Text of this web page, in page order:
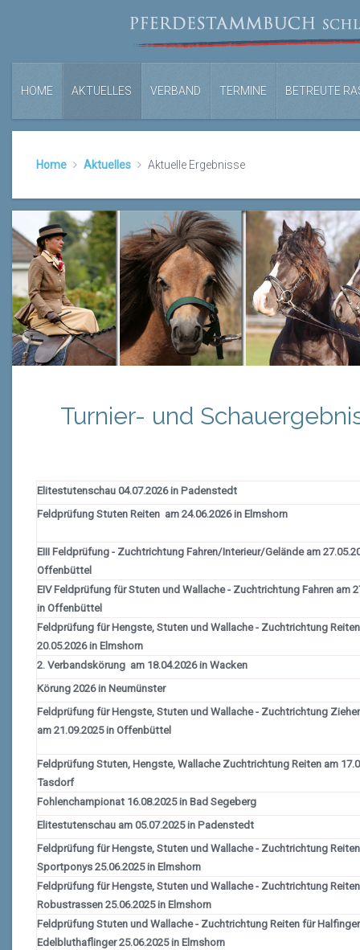
HOME AKTUELLES VERBAND TERMINE BETREUTE
Home Aktuelles Aktuelle Ergebnisse
Turnier- und
Elitestutenschau 04.07.2026 in Padenstedt
Feldprüfung Stuten Reiten am 24.06.2026 in Elmshorn
EIII Feldprüfung - Zuchtrichtung Fahren/Interieur/Gelände am
Offenbüttel
EIV Feldprüfung für Stuten und Wallache - Zuchtrichtung Fahren am
in Offenbüttel
Feldprüfung für Hengste, Stuten und Wallache - Zuchtrichtung
20.05.2026 in Elmshorn
2. Verbandskörung am 18.04.2026 in Wacken
Körung 2026 in Neumünster
Feldprüfung für Hengste, Stuten und Wallache - Zuchtrichtung
am 21.09.2025 in Offenbüttel
Feldprüfung Stuten, Hengste, Wallache Zuchtrichtung Reiten am
Tasdorf
Fohlenchampionat 16.08.2025 in Bad Segeberg
Elitestutenschau am 05.07.2025 in Padenstedt
Feldprüfung für Hengste, Stuten und Wallache - Zuchtrichtung Reiten
Sportponys 25.06.2025 in Elmshorn
Feldprüfung für Hengste, Stuten und Wallache - Zuchtrichtung Reiten
Robustrassen 25.06.2025 in Elmshorn
Feldprüfung Stuten und Wallache - Zuchtrichtung Reiten für
Edelbluthaflinger 25.06.2025 in Elmshorn